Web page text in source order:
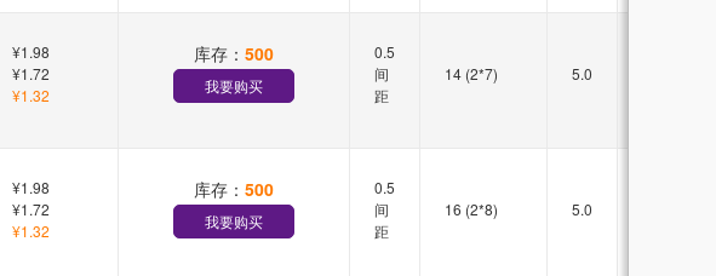
¥1.98
¥1.72
¥1.32
库存： 500
我要购买
0.5
间
距
14 (2*7) 5.0
¥1.98
¥1.72
¥1.32
库存： 500
我要购买
0.5
间
距
16 (2*8) 5.0